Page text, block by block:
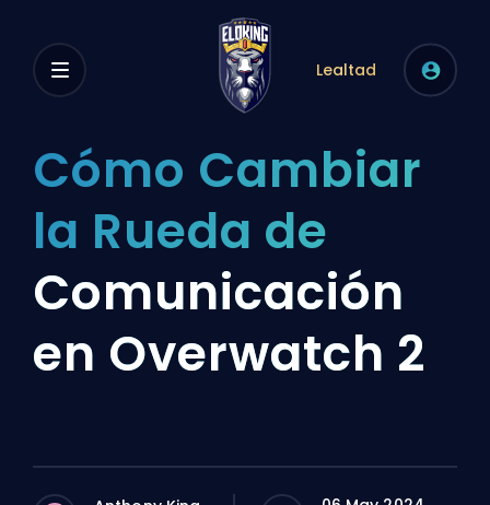
Lealtad
Cómo Cambiar
la Rueda de
Comunicación
en Overwatch 2